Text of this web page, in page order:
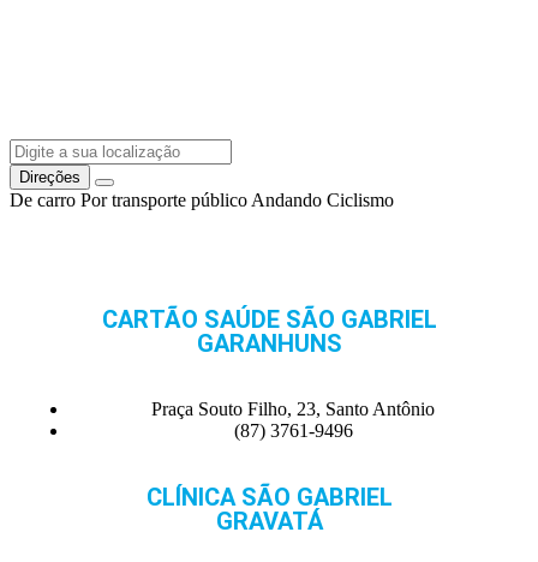
Direções
De carro Por transporte público Andando Ciclismo
CARTÃO SAÚDE SÃO GABRIEL
GARANHUNS
Praça Souto Filho, 23, Santo Antônio
(87) 3761-9496
CLÍNICA SÃO GABRIEL
GRAVATÁ